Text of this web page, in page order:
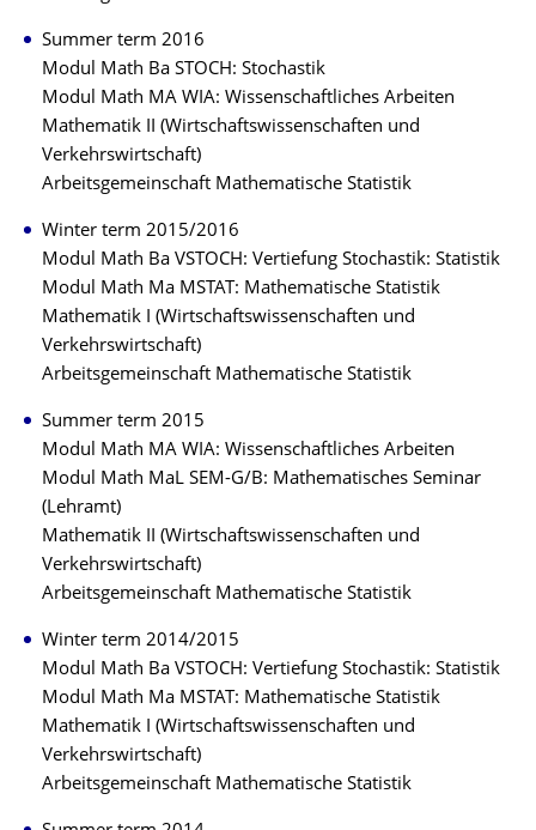
Summer term 2016
Modul Math Ba STOCH: Stochastik
Modul Math MA WIA: Wissenschaftliches Arbeiten
Mathematik II (Wirtschaftswissenschaften und
Verkehrswirtschaft)
Arbeitsgemeinschaft Mathematische Statistik
Winter term 2015/2016
Modul Math Ba VSTOCH: Vertiefung Stochastik: Statistik
Modul Math Ma MSTAT: Mathematische Statistik
Mathematik I (Wirtschaftswissenschaften und
Verkehrswirtschaft)
Arbeitsgemeinschaft Mathematische Statistik
Summer term 2015
Modul Math MA WIA: Wissenschaftliches Arbeiten
Modul Math MaL SEM-G/B: Mathematisches Seminar
(Lehramt)
Mathematik II (Wirtschaftswissenschaften und
Verkehrswirtschaft)
Arbeitsgemeinschaft Mathematische Statistik
Winter term 2014/2015
Modul Math Ba VSTOCH: Vertiefung Stochastik: Statistik
Modul Math Ma MSTAT: Mathematische Statistik
Mathematik I (Wirtschaftswissenschaften und
Verkehrswirtschaft)
Arbeitsgemeinschaft Mathematische Statistik